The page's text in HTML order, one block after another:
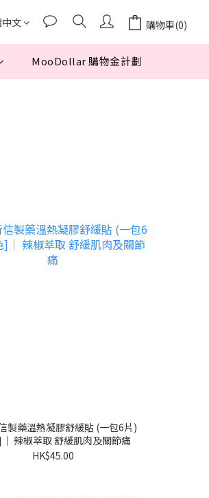
文 購物車(0)
MooDollar 購物金計劃
製藥溫熱凝膠舒緩貼 (一包6片)
辣椒萃取 舒緩肌肉及關節痛
HK$45.00